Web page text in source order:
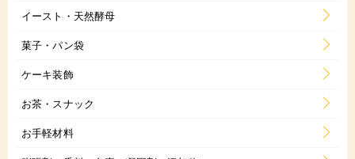
イースト・天然酵母
菓子・パン袋
ケーキ装飾
お茶・スナック
お手軽材料